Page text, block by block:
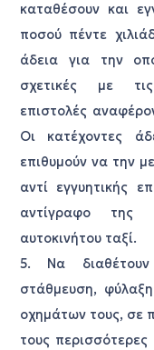
καταθέσουν και
ποσού πέντε
άδεια για την
σχετικές με τις
επιστολές
Οι κατέχοντες
επιθυμούν να την
αντί εγγυητικής
αντίγραφο της
αυτοκινήτου ταξί.
5. Να
στάθμευση,
οχημάτων τους, σε
τους